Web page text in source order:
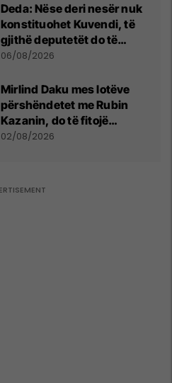
Deda: Nëse deri nesër nuk
konstituohet Kuvendi, të
gjithë deputetët do të
bëjnë shkelje të rëndë
06/08/2026
Mirlind Daku mes lotëve
përshëndetet me Rubin
Kazanin, do të fitojë
miliona te Spartak Moska
02/08/2026